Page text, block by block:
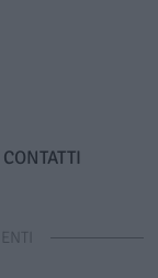
CONTATTI